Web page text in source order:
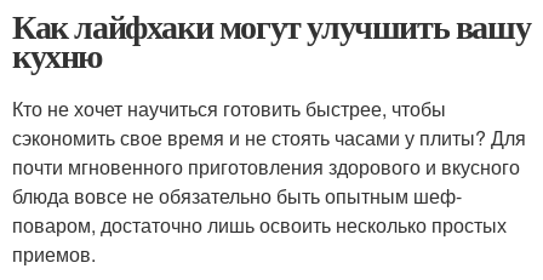
Как лайфхаки могут улучшить вашу
кухню
Кто не хочет научиться готовить быстрее, чтобы
сэкономить свое время и не стоять часами у плиты? Для
почти мгновенного приготовления здорового и вкусного
блюда вовсе не обязательно быть опытным шеф-
поваром, достаточно лишь освоить несколько простых
приемов.